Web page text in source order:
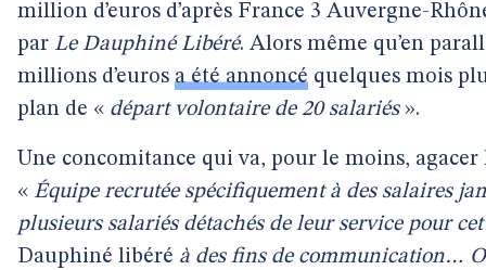
million d’euros d’après France 3 Auvergne-
par Le Dauphiné Libéré. Alors même qu’en
millions d’euros a été annoncé quelques mois
plan de « départ volontaire de 20 salariés».
Une concomitance qui va, pour le moins,
« Équipe recrutée spécifiquement à des salaires
plusieurs salariés détachés de leur service pour
Dauphiné libéré à des fins de communication…